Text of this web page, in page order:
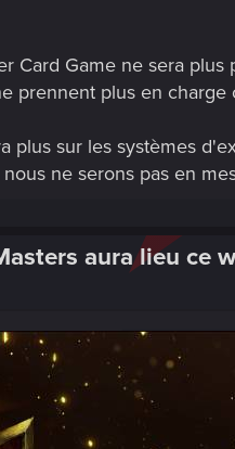
Game ne sera plus
prennent plus en charge
plus sur les systèmes
ne serons pas en
aura lieu ce